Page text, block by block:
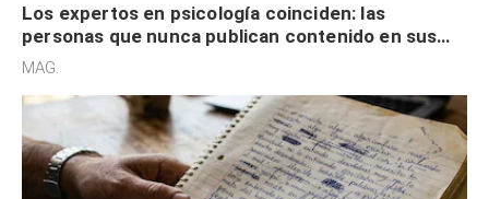
Los expertos en psicología coinciden: las
personas que nunca publican contenido en sus
redes sociales no pretenden buscar validación
MAG.